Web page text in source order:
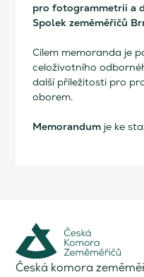
pro fotogrammetrii a
Spolek zeměměřičů
Cílem memoranda je
celoživotního
další příležitosti pro
oborem.
Memorandum je ke
Česká komora